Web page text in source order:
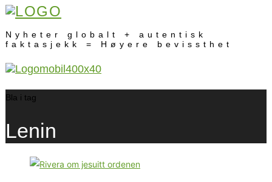
Nyheter globalt + autentisk
faktasjekk = Høyere bevissthet
Bla i tag
Lenin